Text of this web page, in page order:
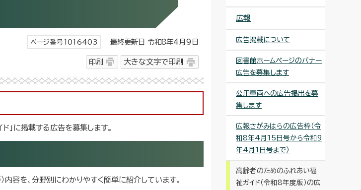
ページ番号1016403 最終更新日 令和8年4月9日
印刷 大きな文字で印刷
」に掲載する広告を募集します。
容を、分野別にわかりやすく簡単に紹介しています。
広報
広告掲載について
図書館ホームページのバナー
広告を募集します
公用車両への広告掲出を募
集します
広報さがみはらの広告枠（令
和8年4月15日号から令和9
年4月1日号まで）
高齢者のためのふれあい福
祉ガイド（令和8年度版）の広